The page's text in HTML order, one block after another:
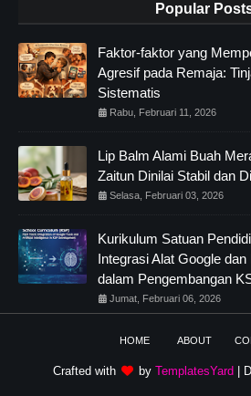
Popular
Faktor-faktor yang
Agresif pada Remaja:
Sistematis
Rabu, Februari 11, 2026
Lip Balm Alami Buah
Zaitun Dinilai Stabil dan
Selasa, Februari 03, 2026
Kurikulum Satuan
Integrasi Alat Google
dalam Pengembangan
Jumat, Februari 06, 2026
HOME ABOUT
Crafted with by TemplatesYard |